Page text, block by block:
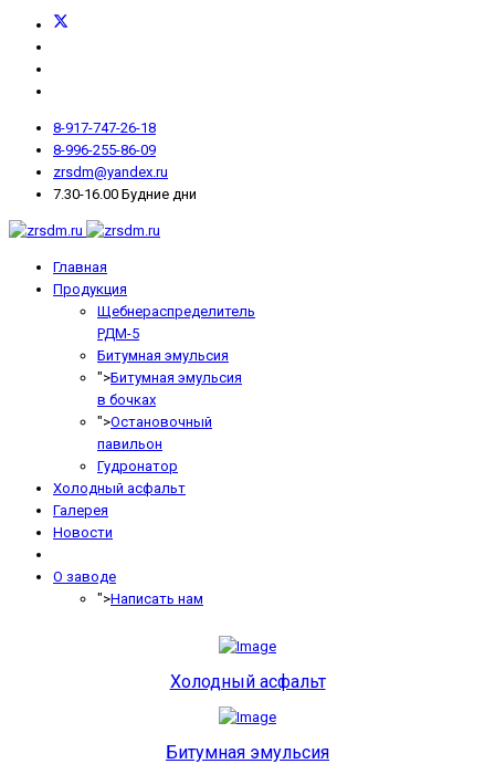
8-917-747-26-18
8-996-255-86-09
zrsdm@yandex.ru
7.30-16.00 Будние дни
Главная
Продукция
Щебнераспределитель
РДМ-5
Битумная эмульсия
">Битумная эмульсия
в бочках
">Остановочный
павильон
Гудронатор
Холодный асфальт
Галерея
Новости
О заводе
">Написать нам
Холодный асфальт
Битумная эмульсия